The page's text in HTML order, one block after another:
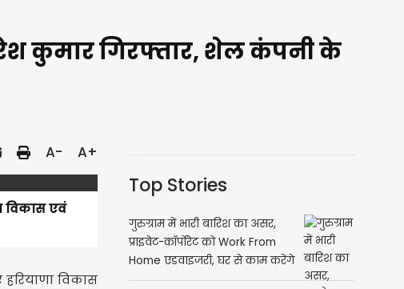
कुमार गिरफ्तार, शेल कंपनी के
A- A+
विकास एवं
विकास
Top Stories
गुरुग्राम में भारी बारिश का असर,
प्राइवेट-कॉर्पोरेट को Work From
Home एडवाइजरी, घर से काम करेंगे
कर्मचारी